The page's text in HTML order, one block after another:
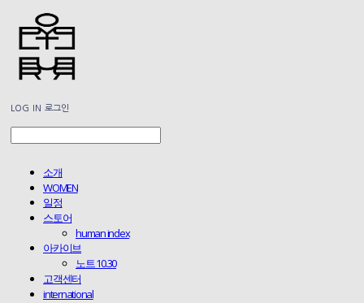
LOG IN 로그인
소개
WOMEN
일정
스토어
human index
아카이브
노트 10.30
고객센터
international